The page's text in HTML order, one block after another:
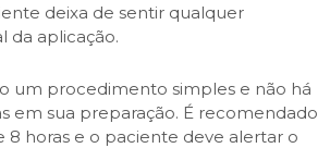
deixa de sentir qualquer
da aplicação.
um procedimento simples e não há
em sua preparação. É recomendado
8 horas e o paciente deve alertar o